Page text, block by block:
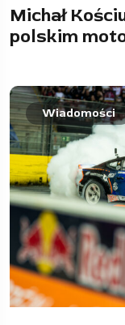
Michał
polskim
Wiadomości